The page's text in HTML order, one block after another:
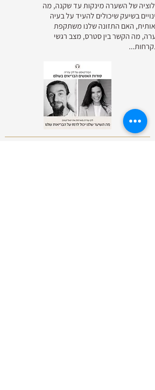
של השערה מינקות עד שקנה, מה
בשיעק שיכולים להעיד על בעיה
האם התזונה שלנו משתקפת
מה הקשר בין סטרס, מצב רגשי